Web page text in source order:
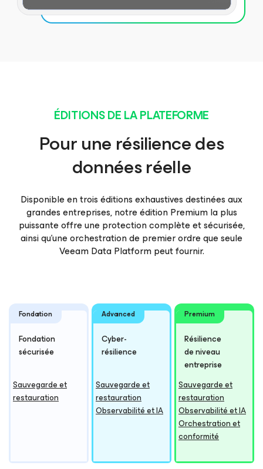
ÉDITIONS DE LA PLATEFORME
Pour une résilience des
données réelle
Disponible en trois éditions exhaustives destinées aux
grandes entreprises, notre édition Premium la plus
puissante offre une protection complète et sécurisée,
ainsi qu’une orchestration de premier ordre que seule
Veeam Data Platform peut fournir.
Fondation
Fondation
sécurisée
Advanced
Cyber-
résilience
Premium
Résilience
de niveau
entreprise
Sauvegarde et
restauration
Sauvegarde et
restauration
Observabilité et IA
Sauvegarde et
restauration
Observabilité et IA
Orchestration et
conformité